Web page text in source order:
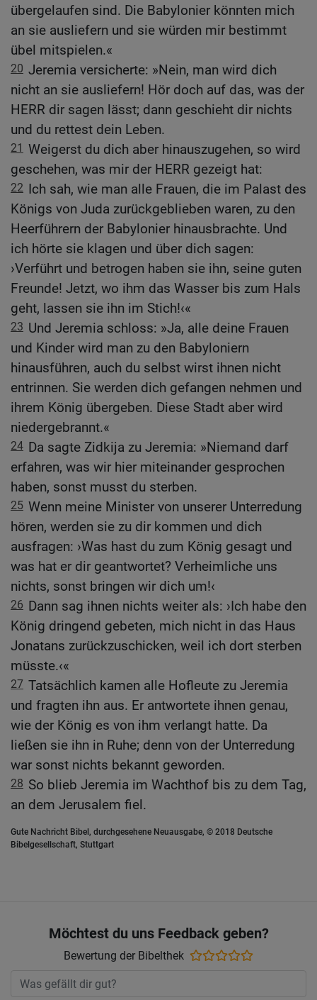
übergelaufen sind. Die Babylonier könnten mich
an sie ausliefern und sie würden mir bestimmt
übel mitspielen.«
20 Jeremia versicherte: »Nein, man wird dich
nicht an sie ausliefern! Hör doch auf das, was der
HERR dir sagen lässt; dann geschieht dir nichts
und du rettest dein Leben.
21 Weigerst du dich aber hinauszugehen, so wird
geschehen, was mir der HERR gezeigt hat:
22 Ich sah, wie man alle Frauen, die im Palast des
Königs von Juda zurückgeblieben waren, zu den
Heerführern der Babylonier hinausbrachte. Und
ich hörte sie klagen und über dich sagen:
›Verführt und betrogen haben sie ihn, seine guten
Freunde! Jetzt, wo ihm das Wasser bis zum Hals
geht, lassen sie ihn im Stich!‹«
23 Und Jeremia schloss: »Ja, alle deine Frauen
und Kinder wird man zu den Babyloniern
hinausführen, auch du selbst wirst ihnen nicht
entrinnen. Sie werden dich gefangen nehmen und
ihrem König übergeben. Diese Stadt aber wird
niedergebrannt.«
24 Da sagte Zidkija zu Jeremia: »Niemand darf
erfahren, was wir hier miteinander gesprochen
haben, sonst musst du sterben.
25 Wenn meine Minister von unserer Unterredung
hören, werden sie zu dir kommen und dich
ausfragen: ›Was hast du zum König gesagt und
was hat er dir geantwortet? Verheimliche uns
nichts, sonst bringen wir dich um!‹
26 Dann sag ihnen nichts weiter als: ›Ich habe den
König dringend gebeten, mich nicht in das Haus
Jonatans zurückzuschicken, weil ich dort sterben
müsste.‹«
27 Tatsächlich kamen alle Hofleute zu Jeremia
und fragten ihn aus. Er antwortete ihnen genau,
wie der König es von ihm verlangt hatte. Da
ließen sie ihn in Ruhe; denn von der Unterredung
war sonst nichts bekannt geworden.
28 So blieb Jeremia im Wachthof bis zu dem Tag,
an dem Jerusalem fiel.
Gute Nachricht Bibel, durchgesehene Neuausgabe, © 2018 Deutsche
Bibelgesellschaft, Stuttgart
Möchtest du uns Feedback geben?
Bewertung der Bibelthek